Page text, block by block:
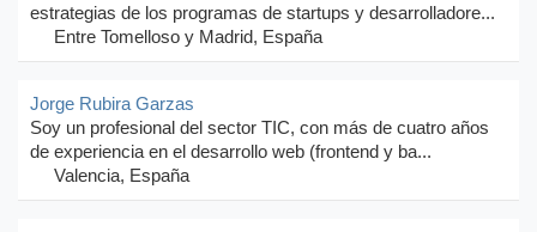
estrategias de los programas de startups y desarrolladore...
Entre Tomelloso y Madrid, España
Jorge Rubira Garzas
Soy un profesional del sector TIC, con más de cuatro años
de experiencia en el desarrollo web (frontend y ba...
Valencia, España